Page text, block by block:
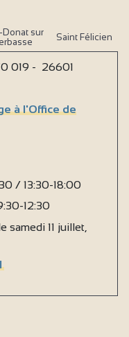
Donat sur
Saint Félicien
019 - 26601
à l'Office de
/ 13:30-18:00
12:30
samedi 11 juillet,